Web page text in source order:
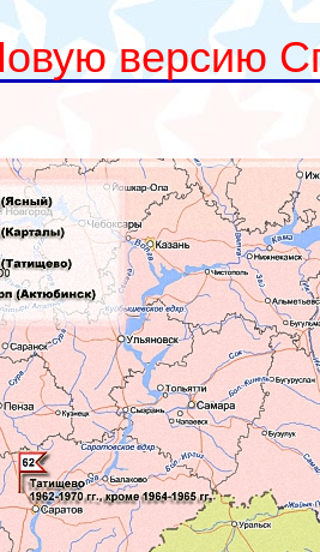
версию